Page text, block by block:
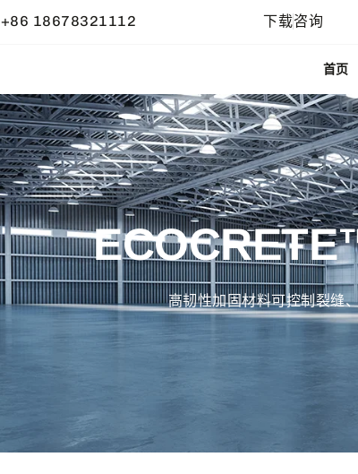
+86 18678321112 下载咨询
首页
高韧性加固材料可控制裂缝